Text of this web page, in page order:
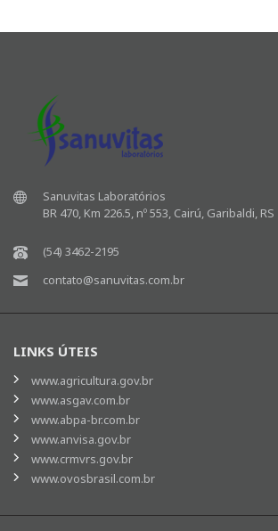
Sanuvitas Laboratórios
BR 470, Km 226.5, nº 553, Cairú, Garibaldi, RS
(54) 3462-2195
contato@sanuvitas.com.br
LINKS ÚTEIS
www.agricultura.gov.br
www.asgav.com.br
www.abpa-br.com.br
www.anvisa.gov.br
www.crmvrs.gov.br
www.ovosbrasil.com.br